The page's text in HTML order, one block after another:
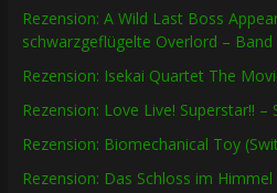
Rezension: A Wild Last Boss
schwarzgeflügelte Overlord – Band
Rezension: Isekai Quartet The
Rezension: Love Live! Superstar!! –
Rezension: Biomechanical Toy
Rezension: Das Schloss im Himmel